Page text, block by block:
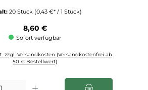
20 Stück (0,43 €* / 1 Stück)
Regulärer Preis:
8,60 €
Sofort verfügbar
zzgl. Versandkosten (Versandkostenfrei ab
50 € Bestellwert)
Gib den gewünschten Wert ein oder benutze die